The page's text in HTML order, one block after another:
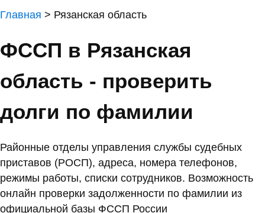
Главная > Рязанская область
ФССП в Рязанская
область - проверить
долги по фамилии
Районные отделы управления службы судебных
приставов (РОСП), адреса, номера телефонов,
режимы работы, списки сотрудников. Возможность
онлайн проверки задолженности по фамилии из
официальной базы ФССП России